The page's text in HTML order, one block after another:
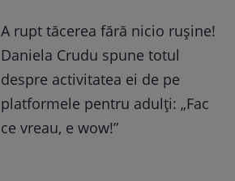
A rupt tăcerea fără nicio rușine!
Daniela Crudu spune totul
despre activitatea ei de pe
platformele pentru adulți: „Fac
ce vreau, e wow!”